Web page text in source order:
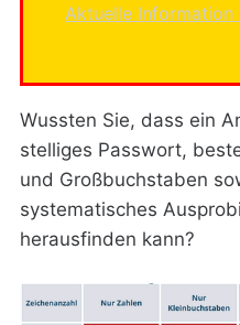
Aktuelle Information
Wussten Sie, dass ein
stelliges Passwort,
und Großbuchstaben
systematisches
herausfinden kann?